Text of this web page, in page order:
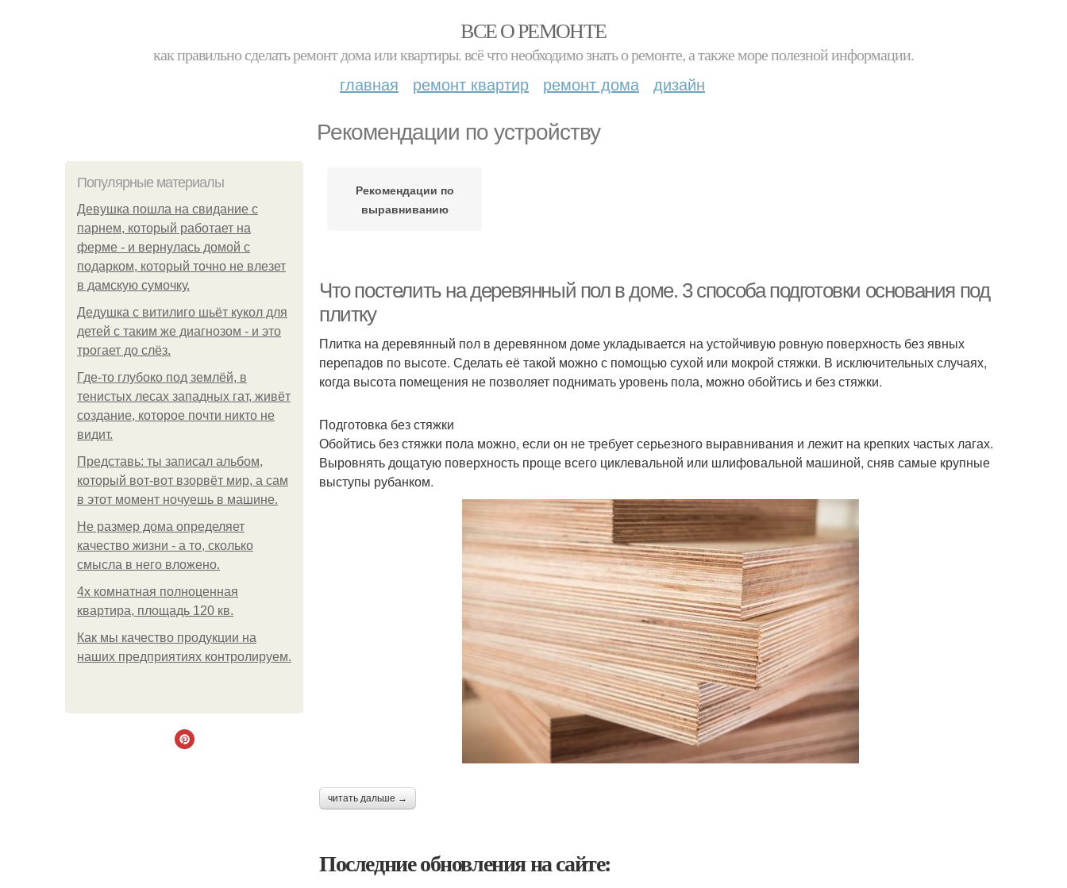
ВСЕ О РЕМОНТЕ
как правильно сделать ремонт дома или квартиры. всё что необходимо знать о ремонте, а также море полезной информации.
главная ремонт квартир ремонт дома дизайн
Рекомендации по устройству
Популярные материалы
Девушка пошла на свидание с
парнем, который работает на
ферме - и вернулась домой с
подарком, который точно не влезет
в дамскую сумочку.
Дедушка с витилиго шьёт кукол для
детей с таким же диагнозом - и это
трогает до слёз.
Где-то глубоко под землёй, в
тенистых лесах западных гат, живёт
создание, которое почти никто не
видит.
Представь: ты записал альбом,
который вот-вот взорвёт мир, а сам
в этот момент ночуешь в машине.
Не размер дома определяет
качество жизни - а то, сколько
смысла в него вложено.
4x комнатная полноценная
квартира, площадь 120 кв.
Как мы качество продукции на
наших предприятиях контролируем.
Рекомендации по
выравниванию
Что постелить на деревянный пол в доме. 3 способа подготовки основания под
плитку
Плитка на деревянный пол в деревянном доме укладывается на устойчивую ровную поверхность без явных
перепадов по высоте. Сделать её такой можно с помощью сухой или мокрой стяжки. В исключительных случаях,
когда высота помещения не позволяет поднимать уровень пола, можно обойтись и без стяжки.
Подготовка без стяжки
Обойтись без стяжки пола можно, если он не требует серьезного выравнивания и лежит на крепких частых лагах.
Выровнять дощатую поверхность проще всего циклевальной или шлифовальной машиной, сняв самые крупные
выступы рубанком.
читать дальше →
Последние обновления на сайте: